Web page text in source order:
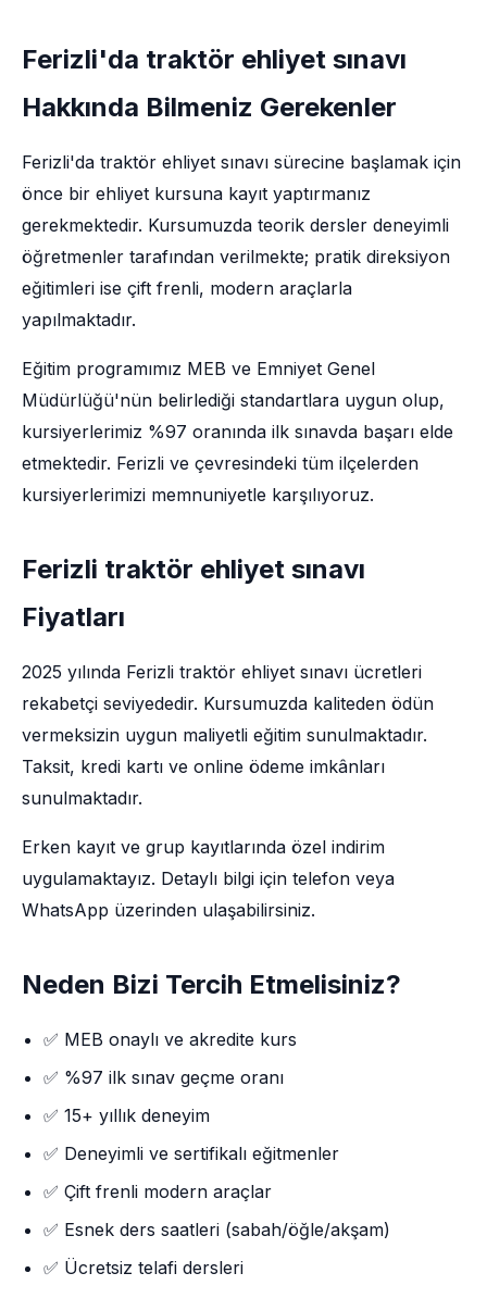
Ferizli'da traktör ehliyet sınavı
Hakkında Bilmeniz Gerekenler
Ferizli'da traktör ehliyet sınavı sürecine başlamak için
önce bir ehliyet kursuna kayıt yaptırmanız
gerekmektedir. Kursumuzda teorik dersler deneyimli
öğretmenler tarafından verilmekte; pratik direksiyon
eğitimleri ise çift frenli, modern araçlarla
yapılmaktadır.
Eğitim programımız MEB ve Emniyet Genel
Müdürlüğü'nün belirlediği standartlara uygun olup,
kursiyerlerimiz %97 oranında ilk sınavda başarı elde
etmektedir. Ferizli ve çevresindeki tüm ilçelerden
kursiyerlerimizi memnuniyetle karşılıyoruz.
Ferizli traktör ehliyet sınavı
Fiyatları
2025 yılında Ferizli traktör ehliyet sınavı ücretleri
rekabetçi seviyededir. Kursumuzda kaliteden ödün
vermeksizin uygun maliyetli eğitim sunulmaktadır.
Taksit, kredi kartı ve online ödeme imkânları
sunulmaktadır.
Erken kayıt ve grup kayıtlarında özel indirim
uygulamaktayız. Detaylı bilgi için telefon veya
WhatsApp üzerinden ulaşabilirsiniz.
Neden Bizi Tercih Etmelisiniz?
✅ MEB onaylı ve akredite kurs
✅ %97 ilk sınav geçme oranı
✅ 15+ yıllık deneyim
✅ Deneyimli ve sertifikalı eğitmenler
✅ Çift frenli modern araçlar
✅ Esnek ders saatleri (sabah/öğle/akşam)
✅ Ücretsiz telafi dersleri